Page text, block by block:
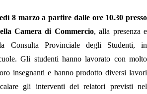
8 marzo a partire dalle ore 10.30 presso
Camera di Commercio, alla presenza e
Consulta Provinciale degli Studenti, in
Gli studenti hanno lavorato con molto
insegnanti e hanno prodotto diversi lavori
gli interventi dei relatori previsti nel